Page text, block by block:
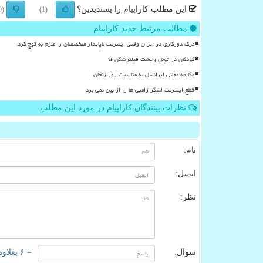
این مطلب کاراپیام را پسندیدین؟ (1)
(0)
مطالب مرتبط جدید کاراپیام
مرگ دورکاری در ایران وقتی اینترنت ناپایدار متخصصان را ملزم به کوچ کرد
کودکان در تونل وحشت فیلترشکن ها
مکالمه مجانی ایرانسل به مناسبت روز زنجان
قطع اینترنت لشکر زامبی ها را از بین نمی برد
نظرات بینندگان کاراپیام در مورد این مطلب
نام:
ایمیل:
نظر:
سوال: = ۶ بعلاوه ۱